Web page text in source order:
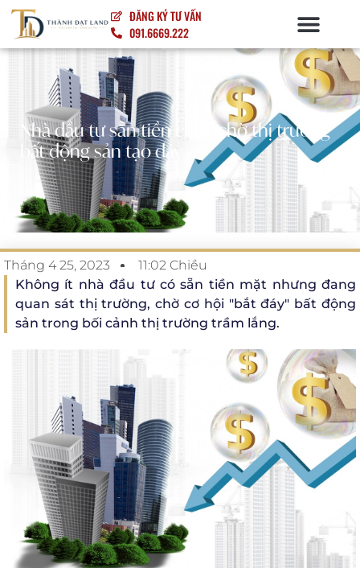
ĐĂNG KÝ TƯ VẤN
091.6669.222
Nhà đầu tư sẵn tiền chực chờ thị trường
bất động sản tạo đáy
Tháng 4 25, 2023
11:02 Chiều
Không ít nhà đầu tư có sẵn tiền mặt nhưng đang
quan sát thị trường, chờ cơ hội "bắt đáy" bất động
sản trong bối cảnh thị trường trầm lắng.